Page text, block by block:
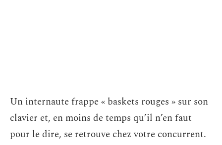
Un internaute frappe « baskets rouges » sur son
clavier et, en moins de temps qu’il n’en faut
pour le dire, se retrouve chez votre concurrent.